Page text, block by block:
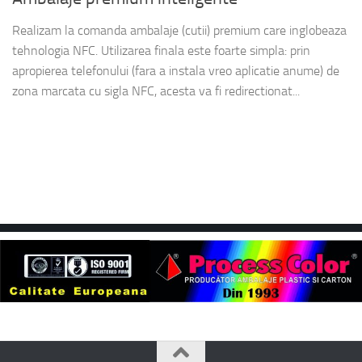
Realizam la comanda ambalaje (cutii) premium care inglobeaza
tehnologia NFC. Utilizarea finala este foarte simpla: prin
apropierea telefonului (fara a instala vreo aplicatie anume) de
zona marcata cu sigla NFC, acesta va fi redirectionat...